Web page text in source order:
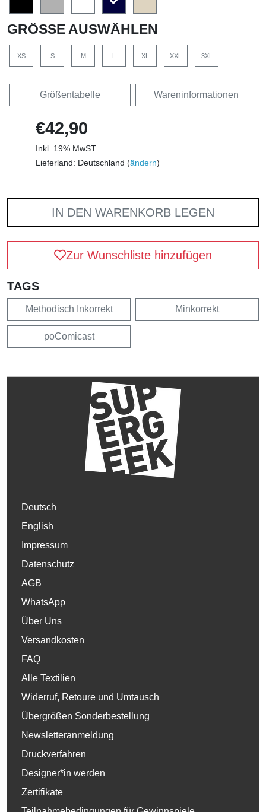
GRÖSSE AUSWÄHLEN
XS S M L XL XXL 3XL
Größentabelle Wareninformationen
€42,90
Inkl. 19% MwST
Lieferland: Deutschland (ändern)
IN DEN WARENKORB LEGEN
Zur Wunschliste hinzufügen
TAGS
Methodisch Inkorrekt Minkorrekt
poComicast
Deutsch
English
Impressum
Datenschutz
AGB
WhatsApp
Über Uns
Versandkosten
FAQ
Alle Textilien
Widerruf, Retoure und Umtausch
Übergrößen Sonderbestellung
Newsletteranmeldung
Druckverfahren
Designer*in werden
Zertifikate